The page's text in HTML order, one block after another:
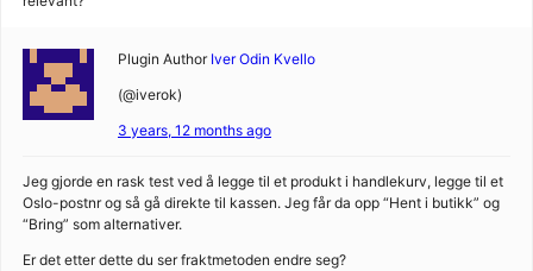
Plugin Author Iver Odin Kvello
(@iverok)
3 years, 12 months ago
Jeg gjorde en rask test ved å legge til et produkt i handlekurv, legge til et
Oslo-postnr og så gå direkte til kassen. Jeg får da opp “Hent i butikk” og
“Bring” som alternativer.
Er det etter dette du ser fraktmetoden endre seg?